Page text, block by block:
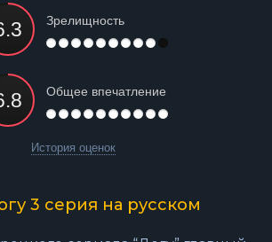
Зрелищность
Общее впечатление
История оценок
3 серия на русском